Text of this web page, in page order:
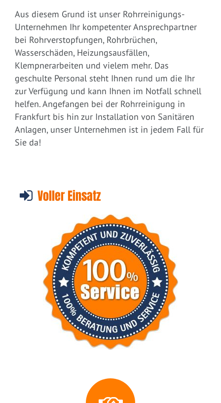
Aus diesem Grund ist unser Rohrreinigungs-
Unternehmen Ihr kompetenter Ansprechpartner
bei Rohrverstopfungen, Rohrbrüchen,
Wasserschäden, Heizungsausfällen,
Klempnerarbeiten und vielem mehr. Das
geschulte Personal steht Ihnen rund um die Ihr
zur Verfügung und kann Ihnen im Notfall schnell
helfen. Angefangen bei der Rohrreinigung in
Frankfurt bis hin zur Installation von Sanitären
Anlagen, unser Unternehmen ist in jedem Fall für
Sie da!
Voller Einsatz